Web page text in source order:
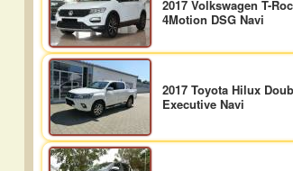
2017 Volkswagen T-
4Motion DSG Navi
2017 Toyota Hilux
Executive Navi